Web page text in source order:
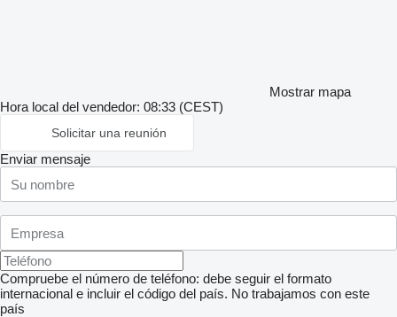
Mostrar mapa
Hora local del vendedor: 08:33 (CEST)
Solicitar una reunión
Enviar mensaje
Compruebe el número de teléfono: debe seguir el formato
internacional e incluir el código del país. No trabajamos con este
país